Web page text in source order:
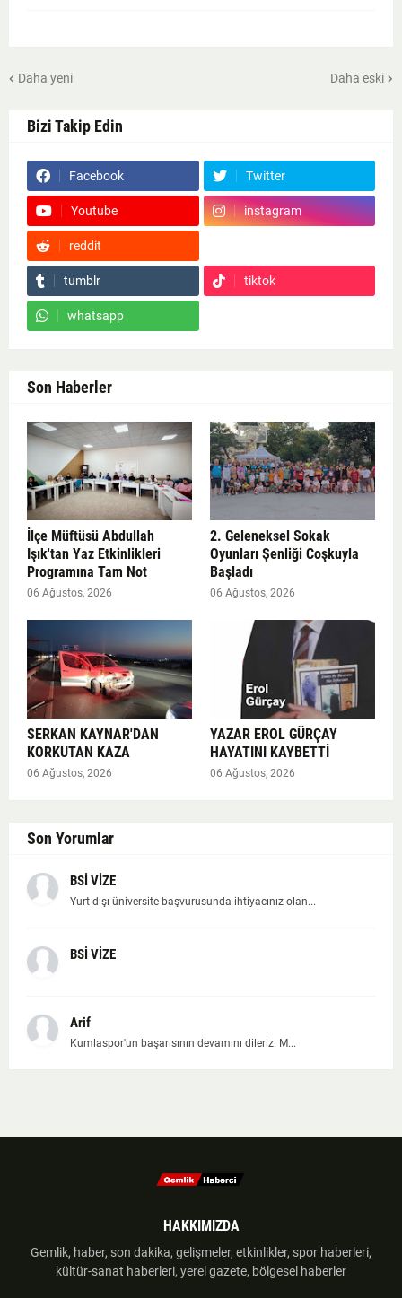
Daha yeni Daha eski
Bizi Takip Edin
Facebook Twitter
Youtube instagram
reddit
tumblr tiktok
whatsapp
Son Haberler
İlçe Müftüsü Abdullah
Işık'tan Yaz Etkinlikleri
Programına Tam Not
06 Ağustos, 2026
2. Geleneksel Sokak
Oyunları Şenliği Coşkuyla
Başladı
06 Ağustos, 2026
SERKAN KAYNAR'DAN
KORKUTAN KAZA
06 Ağustos, 2026
YAZAR EROL GÜRÇAY
HAYATINI KAYBETTİ
06 Ağustos, 2026
Son Yorumlar
BSİ VİZE
Yurt dışı üniversite başvurusunda ihtiyacınız olan...
BSİ VİZE
Arif
Kumlaspor'un başarısının devamını dileriz. M...
HAKKIMIZDA
Gemlik, haber, son dakika, gelişmeler, etkinlikler, spor haberleri,
kültür-sanat haberleri, yerel gazete, bölgesel haberler